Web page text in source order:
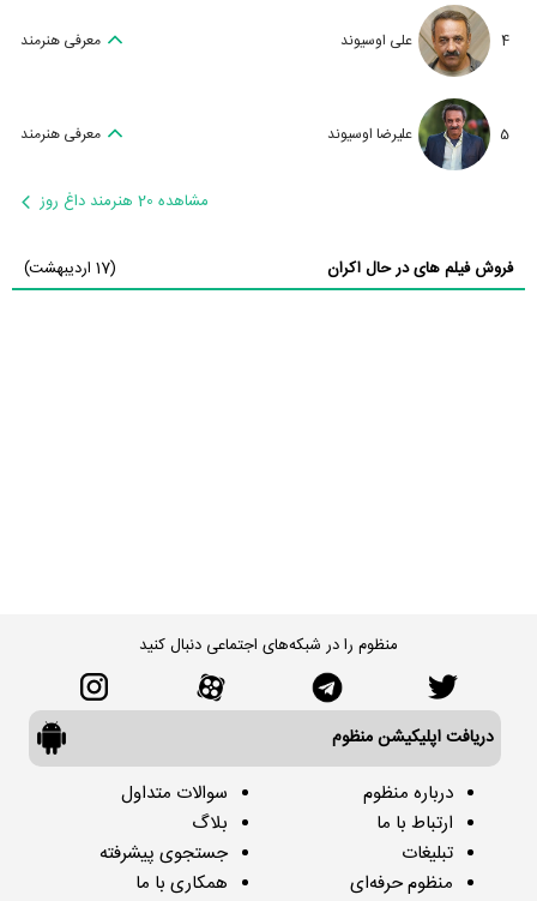
4 علی اوسیوند معرفی هنرمند
5 علیرضا اوسیوند معرفی هنرمند
مشاهده 20 هنرمند داغ روز
فروش فیلم های در حال اکران (17 اردیبهشت)
منظوم را در شبکه‌های اجتماعی دنبال کنید
دریافت اپلیکیشن منظوم
درباره منظوم
ارتباط با ما
تبلیغات
منظوم حرفه‌ای
سوالات متداول
بلاگ
جستجوی پیشرفته
همکاری با ما